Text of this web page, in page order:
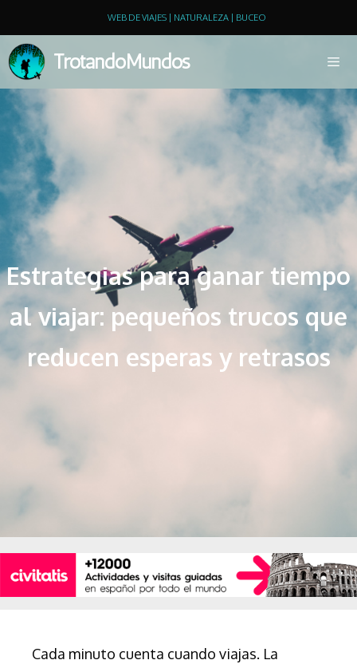
WEB DE VIAJES | NATURALEZA | BUCEO
TrotandoMundos
Estrategias para ganar tiempo
al viajar: pequeños trucos que
reducen esperas y retrasos
Cada minuto cuenta cuando viajas. La